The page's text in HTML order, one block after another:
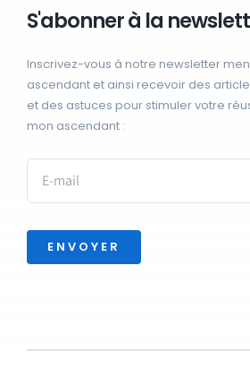
S'abonner à la
Inscrivez-vous à notre newsletter
ascendant et ainsi recevoir des
et des astuces pour stimuler votre
mon ascendant :
ENVOYER